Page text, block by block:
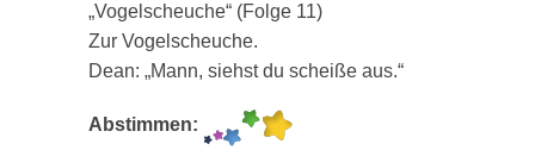
„Vogelscheuche“ (Folge 11)
Zur Vogelscheuche.
Dean: „Mann, siehst du scheiße aus.“
Abstimmen: